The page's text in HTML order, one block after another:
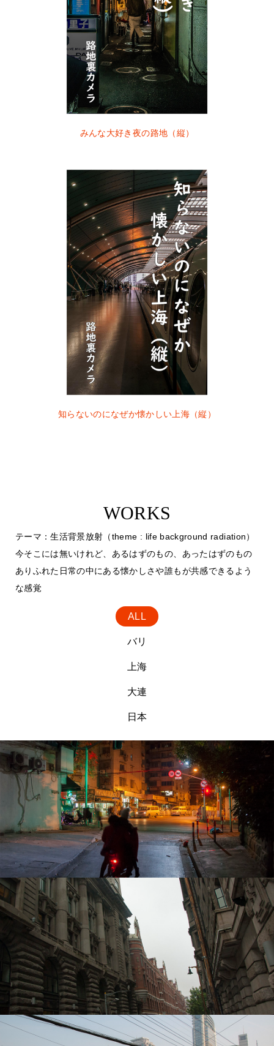
お仕事写真集企画・制作
Self-Promotion Website 主宰
取り敢えず自分で何でもやってみる
みんな大好き夜の路地（縦）
知らないのになぜか懐かしい上海（縦）
WORKS
テーマ：生活背景放射（theme : life background radiation）
今そこには無いけれど、あるはずのもの、あったはずのもの
ありふれた日常の中にある懐かしさや誰もが共感できるよう
な感覚
ALL
バリ
上海
大連
日本
上海 Dec. 2016
上海 May 2016